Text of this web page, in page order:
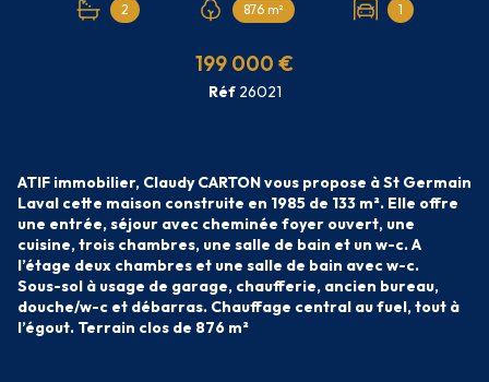
2 876 m² 1
199 000 €
Réf 26021
ATIF immobilier, Claudy CARTON vous propose à St Germain
Laval cette maison construite en 1985 de 133 m². Elle offre
une entrée, séjour avec cheminée foyer ouvert, une
cuisine, trois chambres, une salle de bain et un w-c. A
l’étage deux chambres et une salle de bain avec w-c.
Sous-sol à usage de garage, chaufferie, ancien bureau,
douche/w-c et débarras. Chauffage central au fuel, tout à
l’égout. Terrain clos de 876 m²